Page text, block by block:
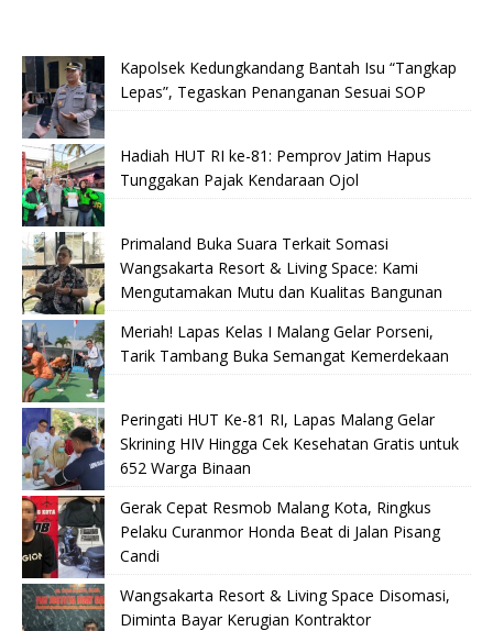
Kapolsek Kedungkandang Bantah Isu “Tangkap
Lepas”, Tegaskan Penanganan Sesuai SOP
Hadiah HUT RI ke-81: Pemprov Jatim Hapus
Tunggakan Pajak Kendaraan Ojol
Primaland Buka Suara Terkait Somasi
Wangsakarta Resort & Living Space: Kami
Mengutamakan Mutu dan Kualitas Bangunan
Meriah! Lapas Kelas I Malang Gelar Porseni,
Tarik Tambang Buka Semangat Kemerdekaan
Peringati HUT Ke-81 RI, Lapas Malang Gelar
Skrining HIV Hingga Cek Kesehatan Gratis untuk
652 Warga Binaan
Gerak Cepat Resmob Malang Kota, Ringkus
Pelaku Curanmor Honda Beat di Jalan Pisang
Candi
Wangsakarta Resort & Living Space Disomasi,
Diminta Bayar Kerugian Kontraktor